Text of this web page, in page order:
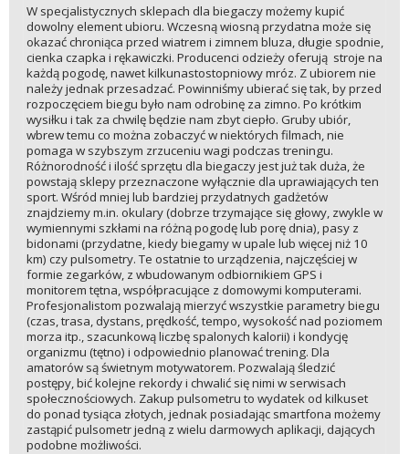
W specjalistycznych sklepach dla biegaczy możemy kupić
dowolny element ubioru. Wczesną wiosną przydatna może się
okazać chroniąca przed wiatrem i zimnem bluza, długie spodnie,
cienka czapka i rękawiczki. Producenci odzieży oferują stroje na
każdą pogodę, nawet kilkunastostopniowy mróz. Z ubiorem nie
należy jednak przesadzać. Powinniśmy ubierać się tak, by przed
rozpoczęciem biegu było nam odrobinę za zimno. Po krótkim
wysiłku i tak za chwilę będzie nam zbyt ciepło. Gruby ubiór,
wbrew temu co można zobaczyć w niektórych filmach, nie
pomaga w szybszym zrzuceniu wagi podczas treningu.
Różnorodność i ilość sprzętu dla biegaczy jest już tak duża, że
powstają sklepy przeznaczone wyłącznie dla uprawiających ten
sport. Wśród mniej lub bardziej przydatnych gadżetów
znajdziemy m.in. okulary (dobrze trzymające się głowy, zwykle w
wymiennymi szkłami na różną pogodę lub porę dnia), pasy z
bidonami (przydatne, kiedy biegamy w upale lub więcej niż 10
km) czy pulsometry. Te ostatnie to urządzenia, najczęściej w
formie zegarków, z wbudowanym odbiornikiem GPS i
monitorem tętna, współpracujące z domowymi komputerami.
Profesjonalistom pozwalają mierzyć wszystkie parametry biegu
(czas, trasa, dystans, prędkość, tempo, wysokość nad poziomem
morza itp., szacunkową liczbę spalonych kalorii) i kondycję
organizmu (tętno) i odpowiednio planować trening. Dla
amatorów są świetnym motywatorem. Pozwalają śledzić
postępy, bić kolejne rekordy i chwalić się nimi w serwisach
społecznościowych. Zakup pulsometru to wydatek od kilkuset
do ponad tysiąca złotych, jednak posiadając smartfona możemy
zastąpić pulsometr jedną z wielu darmowych aplikacji, dających
podobne możliwości.